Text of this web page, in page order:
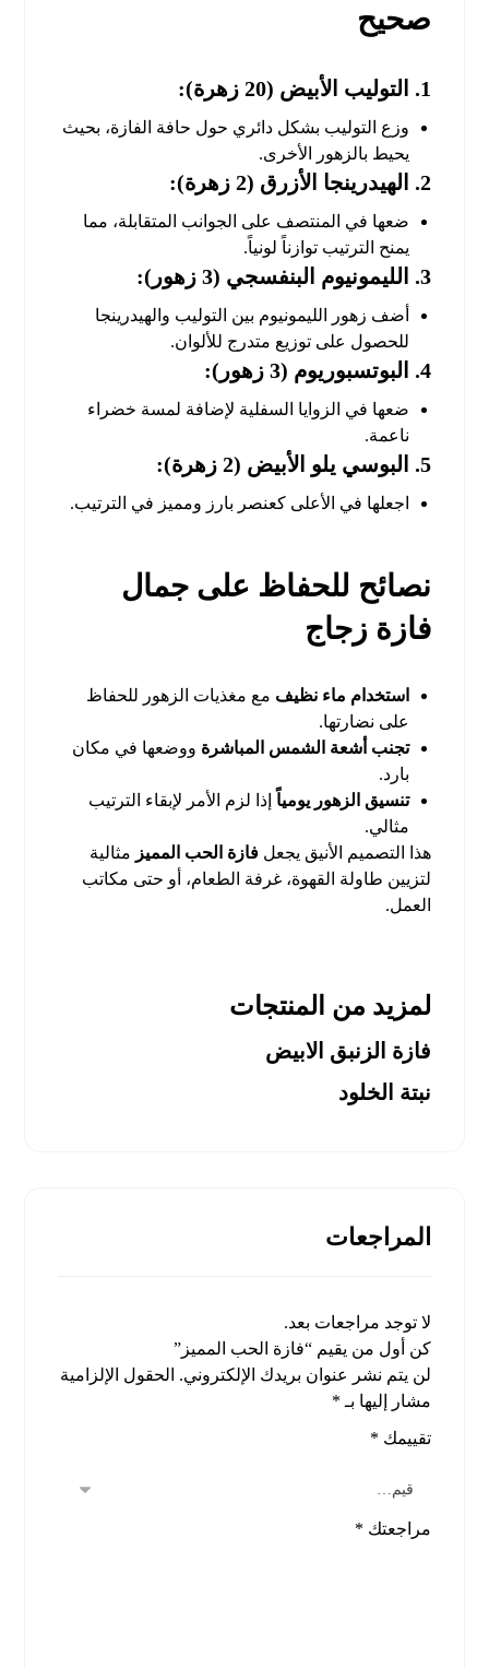
صحيح
1. التوليب الأبيض (20 زهرة):
وزع التوليب بشكل دائري حول حافة الفازة، بحيث
يحيط بالزهور الأخرى.
2. الهيدرينجا الأزرق (2 زهرة):
ضعها في المنتصف على الجوانب المتقابلة، مما
يمنح الترتيب توازناً لونياً.
3. الليمونيوم البنفسجي (3 زهور):
أضف زهور الليمونيوم بين التوليب والهيدرينجا
للحصول على توزيع متدرج للألوان.
4. البوتسبوريوم (3 زهور):
ضعها في الزوايا السفلية لإضافة لمسة خضراء
ناعمة.
5. البوسي يلو الأبيض (2 زهرة):
اجعلها في الأعلى كعنصر بارز ومميز في الترتيب.
نصائح للحفاظ على جمال
فازة زجاج
استخدام ماء نظيف مع مغذيات الزهور للحفاظ
على نضارتها.
تجنب أشعة الشمس المباشرة ووضعها في مكان
بارد.
تنسيق الزهور يومياً إذا لزم الأمر لإبقاء الترتيب
مثالي.
هذا التصميم الأنيق يجعلفازة الحب المميز مثالية
لتزيين طاولة القهوة، غرفة الطعام، أو حتى مكاتب
العمل.
لمزيد من المنتجات
فازة الزنبق الابيض
نبتة الخلود
المراجعات
لا توجد مراجعات بعد.
كن أول من يقيم “فازة الحب المميز”
لن يتم نشر عنوان بريدك الإلكتروني. الحقول الإلزامية
مشار إليها بـ *
تقييمك *
مراجعتك *